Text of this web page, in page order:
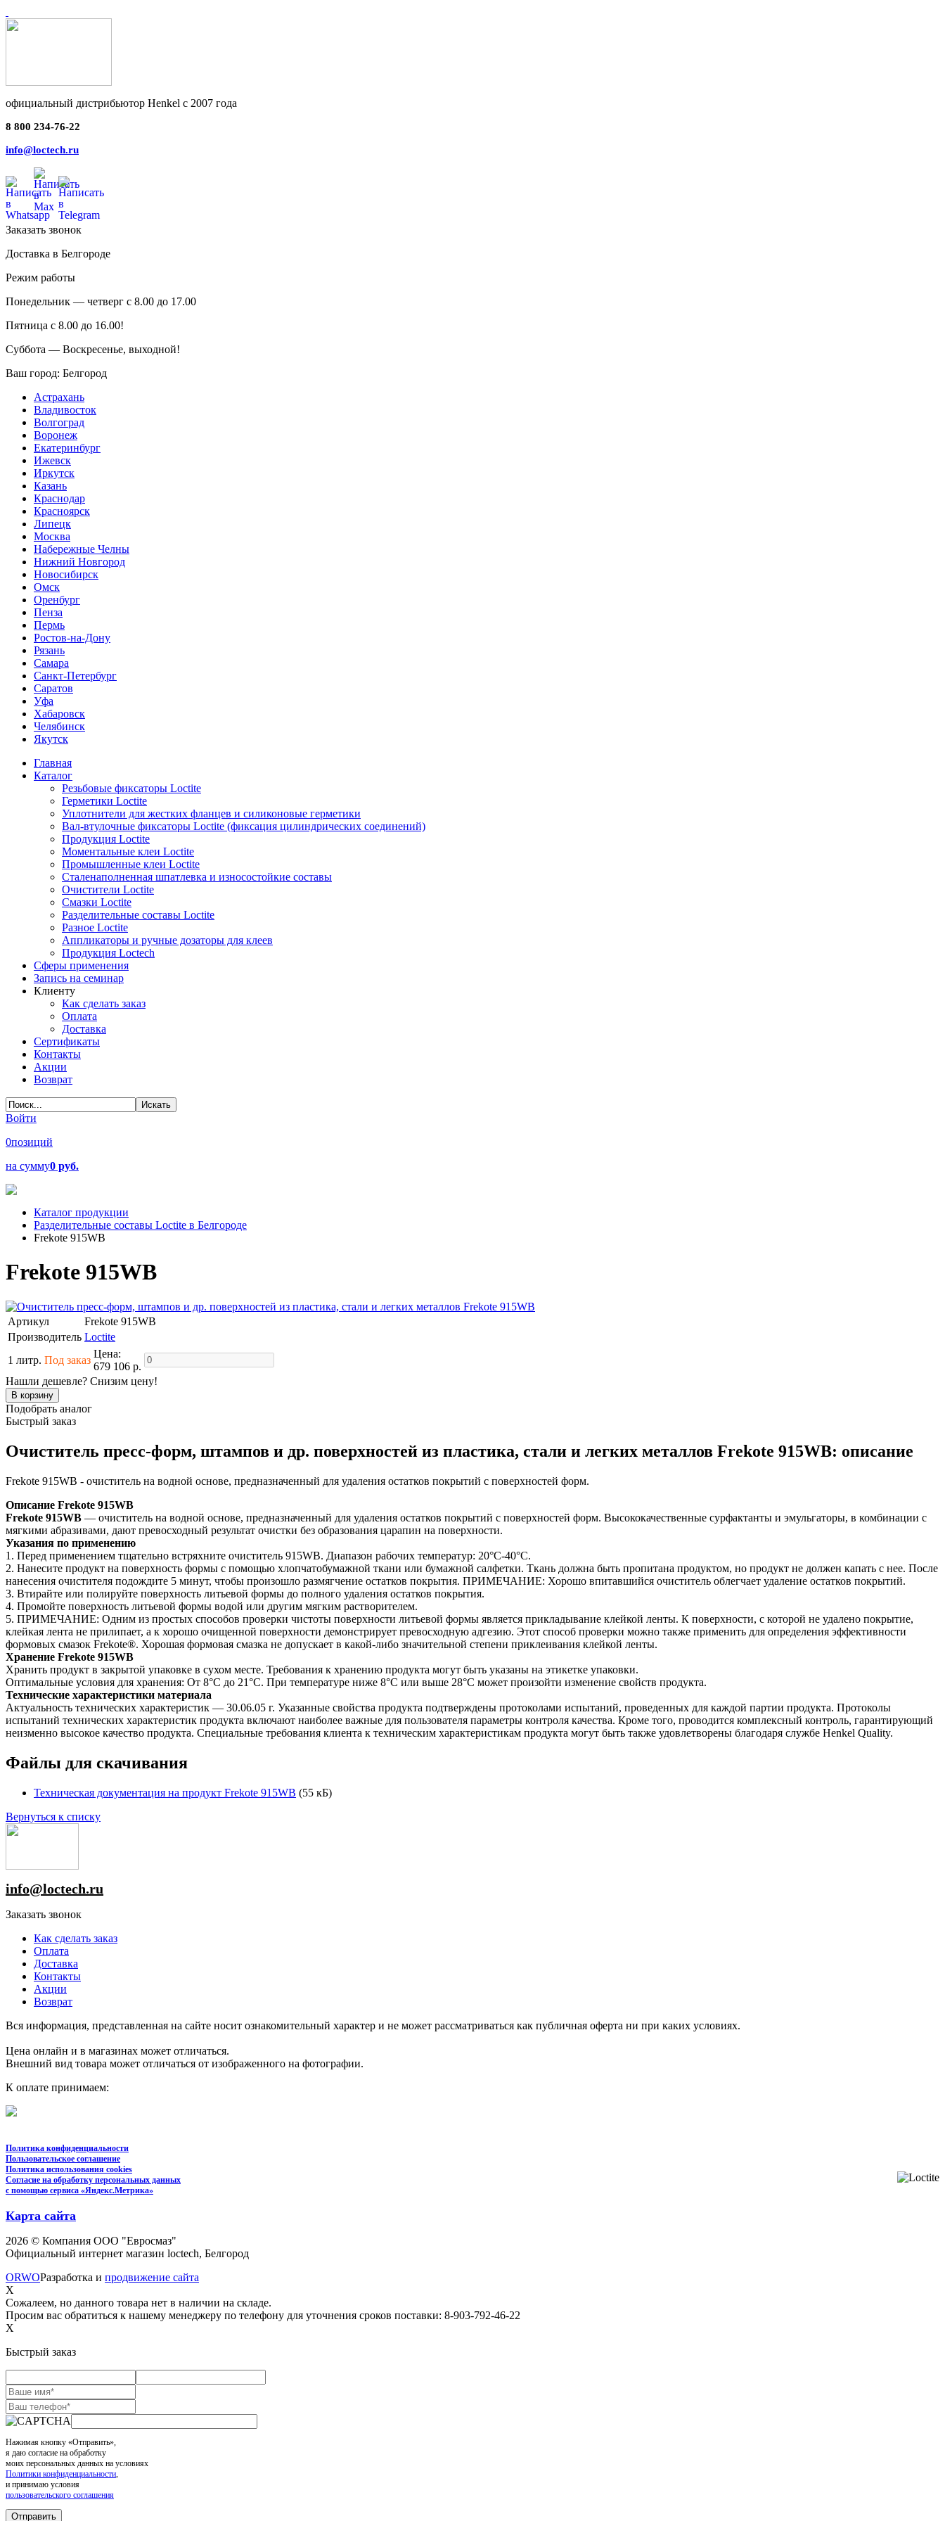
официальный дистрибьютор Henkel с 2007 года
8 800 234-76-22
info@loctech.ru
Заказать звонок
Доставка в Белгороде
Режим работы
Понедельник — четверг с 8.00 до 17.00
Пятница с 8.00 до 16.00!
Суббота — Воскресенье, выходной!
Ваш город: Белгород
Астрахань
Владивосток
Волгоград
Воронеж
Екатеринбург
Ижевск
Иркутск
Казань
Краснодар
Красноярск
Липецк
Москва
Набережные Челны
Нижний Новгород
Новосибирск
Омск
Оренбург
Пенза
Пермь
Ростов-на-Дону
Рязань
Самара
Санкт-Петербург
Саратов
Уфа
Хабаровск
Челябинск
Якутск
Главная
Каталог
Резьбовые фиксаторы Loctite
Герметики Loctite
Уплотнители для жестких фланцев и силиконовые герметики
Вал-втулочные фиксаторы Loctite (фиксация цилиндрических соединений)
Продукция Loctite
Моментальные клеи Loctite
Промышленные клеи Loctite
Сталенаполненная шпатлевка и износостойкие составы
Очистители Loctite
Смазки Loctite
Разделительные составы Loctite
Разное Loctite
Аппликаторы и ручные дозаторы для клеев
Продукция Loctech
Сферы применения
Запись на семинар
Клиенту
Как сделать заказ
Оплата
Доставка
Сертификаты
Контакты
Акции
Возврат
Войти
0позиций
на сумму0 руб.
Каталог продукции
Разделительные составы Loctite в Белгороде
Frekote 915WB
Frekote 915WB
Артикул
Frekote 915WB
Производитель Loctite
1 литр. Под заказ
Цена:
679 106 р.
Нашли дешевле? Снизим цену!
Подобрать аналог
Быстрый заказ
Очиститель пресс-форм, штампов и др. поверхностей из пластика, стали и легких металлов Frekote 915WB: описание
Frekote 915WB - очиститель на водной основе, предназначенный для удаления остатков покрытий с поверхностей форм.
Описание Frekote 915WB
Frekote 915WB — очиститель на водной основе, предназначенный для удаления остатков покрытий с поверхностей форм. Высококачественные сурфактанты и эмульгаторы, в комбинации с
мягкими абразивами, дают превосходный результат очистки без образования царапин на поверхности.
Указания по применению
1. Перед применением тщательно встряхните очиститель 915WB. Диапазон рабочих температур: 20°C-40°C.
2. Нанесите продукт на поверхность формы с помощью хлопчатобумажной ткани или бумажной салфетки. Ткань должна быть пропитана продуктом, но продукт не должен капать с нее. После
нанесения очистителя подождите 5 минут, чтобы произошло размягчение остатков покрытия. ПРИМЕЧАНИЕ: Хорошо впитавшийся очиститель облегчает удаление остатков покрытий.
3. Втирайте или полируйте поверхность литьевой формы до полного удаления остатков покрытия.
4. Промойте поверхность литьевой формы водой или другим мягким растворителем.
5. ПРИМЕЧАНИЕ: Одним из простых способов проверки чистоты поверхности литьевой формы является прикладывание клейкой ленты. К поверхности, с которой не удалено покрытие,
клейкая лента не прилипает, а к хорошо очищенной поверхности демонстрирует превосходную адгезию. Этот способ проверки можно также применить для определения эффективности
формовых смазок Frekote®. Хорошая формовая смазка не допускает в какой-либо значительной степени приклеивания клейкой ленты.
Хранение Frekote 915WB
Хранить продукт в закрытой упаковке в сухом месте. Требования к хранению продукта могут быть указаны на этикетке упаковки.
Оптимальные условия для хранения: От 8°C до 21°C. При температуре ниже 8°C или выше 28°C может произойти изменение свойств продукта.
Технические характеристики материала
Актуальность технических характеристик — 30.06.05 г. Указанные свойства продукта подтверждены протоколами испытаний, проведенных для каждой партии продукта. Протоколы
испытаний технических характеристик продукта включают наиболее важные для пользователя параметры контроля качества. Кроме того, проводится комплексный контроль, гарантирующий
неизменно высокое качество продукта. Специальные требования клиента к техническим характеристикам продукта могут быть также удовлетворены благодаря службе Henkel Quality.
Файлы для скачивания
Техническая документация на продукт Frekote 915WB (55 кБ)
Вернуться к списку
info@loctech.ru
Заказать звонок
Как сделать заказ
Оплата
Доставка
Контакты
Акции
Возврат
Вся информация, представленная на сайте носит ознакомительный характер и не может рассматриваться как публичная оферта ни при каких условиях.
Цена онлайн и в магазинах может отличаться.
Внешний вид товара может отличаться от изображенного на фотографии.
К оплате принимаем:
Политика конфиденциальности
Пользовательское соглашение
Политика использования cookies
Согласие на обработку персональных данных
с помощью сервиса «Яндекс.Метрика»
Карта сайта
2026 © Компания ООО "Евросмаз"
Официальный интернет магазин loctech, Белгород
ORWOРазработка и продвижение сайта
X
Сожалеем, но данного товара нет в наличии на складе.
Просим вас обратиться к нашему менеджеру по телефону для уточнения сроков поставки: 8-903-792-46-22
X
Быстрый заказ
Нажимая кнопку «Отправить»,
я даю согласие на обработку
моих персональных данных на условиях
Политики конфиденциальности
и принимаю условия
пользовательского соглашения